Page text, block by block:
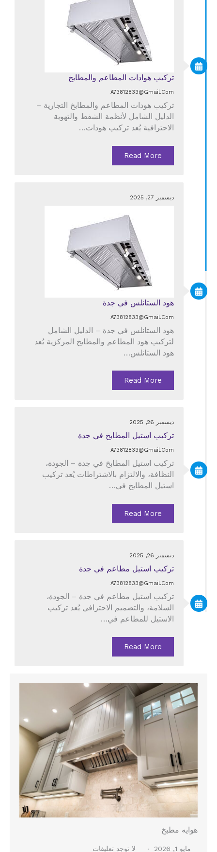
تركيب هوادات المطاعم والمطابخ
A73812833@gmail.com
تركيب هودات المطاعم والمطابخ التجارية –
الدليل الشامل لأنظمة الشفط والتهوية
الاحترافية يُعد تركيب هودات…
Read More
ديسمبر 27, 2025
هود الستانلس في جدة
A73812833@gmail.com
هود الستانلس في جدة – الدليل الشامل
لتركيب هود المطاعم والمطابخ المركزية يُعد
هود الستانلس…
Read More
ديسمبر 26, 2025
تركيب استيل المطابخ في جدة
A73812833@gmail.com
تركيب استيل المطابخ في جدة – الجودة،
النظافة، والالتزام بالاشتراطات يُعد تركيب
استيل المطابخ في…
Read More
ديسمبر 26, 2025
تركيب استيل مطاعم في جدة
A73812833@gmail.com
تركيب استيل مطاعم في جدة – الجودة،
السلامة، والتصميم الاحترافي يُعد تركيب
الاستيل للمطاعم في…
Read More
هوايه مطبخ
مايو 1, 2026 لا توجد تعليقات